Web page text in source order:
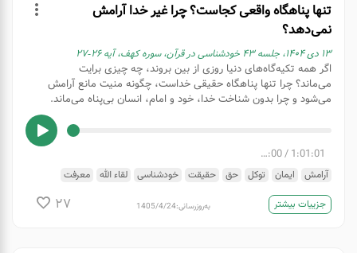
تنها پناهگاه واقعی کجاست؟ چرا غیر خدا آرامش
نمی‌دهد؟
۱۳ دی ۱۴۰۴، جلسه ۴۳ خودشناسی در قرآن، سوره کهف، آیه ۲۶-۲۷
اگر همه تکیه‌گاه‌های دنیا روزی از بین بروند، چه چیزی برایت
می‌ماند؟ چرا تنها پناهگاه حقیقی خداست، چگونه منیت مانع آرامش
می‌شود و چرا بدون شناخت خدا، خود و امام، انسان بی‌پناه می‌ماند.
1:01:01
/
00:00
آرامش ایمان توکل حق حقیقت خودشناسی لقاء الله
معرفت
ولایت حق
جزییات بیشتر به‌روزرسانی:1405/4/24
27